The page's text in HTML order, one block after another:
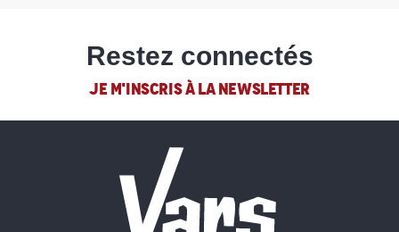
Restez connectés
JE M'INSCRIS À LA NEWSLETTER